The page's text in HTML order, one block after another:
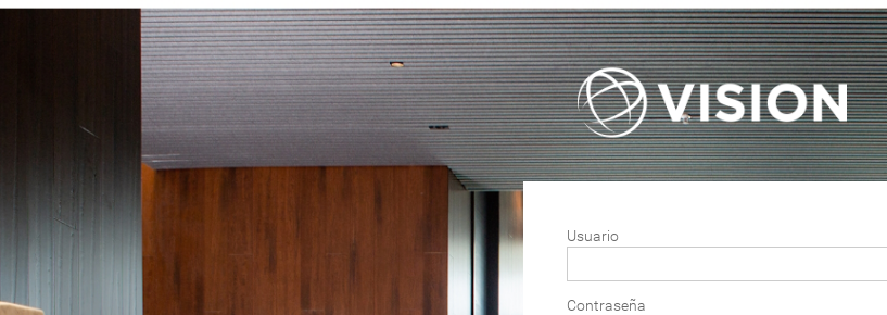
Usuario
Contraseña